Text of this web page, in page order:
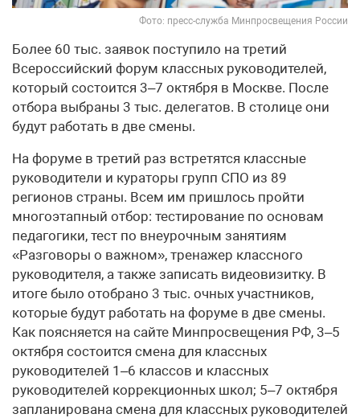
Фото: пресс-служба Минпросвещения России
Более 60 тыс. заявок поступило на третий
Всероссийский форум классных руководителей,
который состоится 3–7 октября в Москве. После
отбора выбраны 3 тыс. делегатов. В столице они
будут работать в две смены.
На форуме в третий раз встретятся классные
руководители и кураторы групп СПО из 89
регионов страны. Всем им пришлось пройти
многоэтапный отбор: тестирование по основам
педагогики, тест по внеурочным занятиям
«Разговоры о важном», тренажер классного
руководителя, а также записать видеовизитку. В
итоге было отобрано 3 тыс. очных участников,
которые будут работать на форуме в две смены.
Как поясняется на сайте Минпросвещения РФ, 3–5
октября состоится смена для классных
руководителей 1–6 классов и классных
руководителей коррекционных школ; 5–7 октября
запланирована смена для классных руководителей